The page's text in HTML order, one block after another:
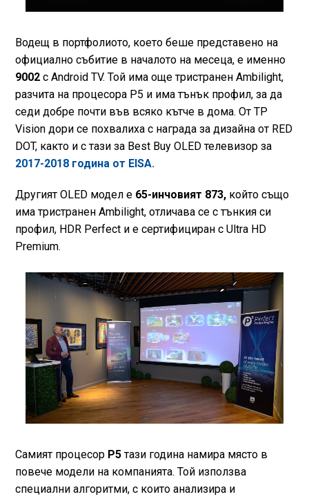
Водещ в портфолиото, което беше представено на
официално събитие в началото на месеца, е именно
9002с Android TV. Той има още тристранен Ambilight,
разчита на процесора P5 и има тънък профил, за да
седи добре почти във всяко кътче в дома. От TP
Vision дори се похвалиха с награда за дизайна от RED
DOT, както и с тази за Best Buy ОLED телевизор за
2017-2018 година от EISA.
Другият OLED модел е 65-инчовият 873,който също
има тристранен Ambilight, отличава се с тънкия си
профил, HDR Perfect и е сертифициран с Ultra HD
Premium.
Самият процесорP5тази година намира място в
повече модели на компанията. Той използва
специални алгоритми, с които анализира и